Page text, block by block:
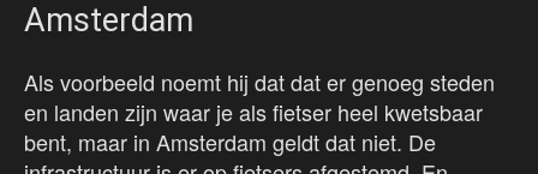
Amsterdam
Als voorbeeld noemt hij dat dat er genoeg steden
en landen zijn waar je als fietser heel kwetsbaar
bent, maar in Amsterdam geldt dat niet. De